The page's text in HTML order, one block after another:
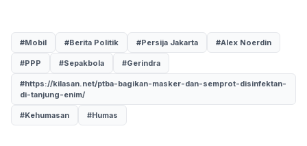
#Mobil #Berita Politik #Persija Jakarta #Alex Noerdin
#PPP #Sepakbola #Gerindra
#https://kilasan.net/ptba-bagikan-masker-dan-semprot-disinfektan-
di-tanjung-enim/
#Kehumasan #Humas